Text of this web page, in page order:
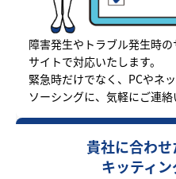
障害発生やトラブル発生時
サイトで対応いたします。
緊急時だけでなく、PCやネ
ソーシングに、気軽にご連絡
貴社に合わせ
キッティ